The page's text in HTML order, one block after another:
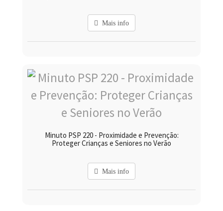
Mais info
Minuto PSP 220 - Proximidade e Prevenção:
Proteger Crianças e Seniores no Verão
Mais info